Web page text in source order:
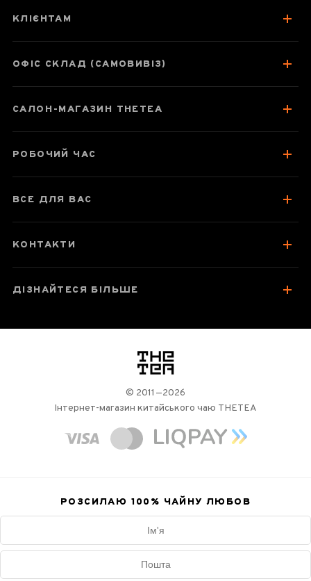
КЛІЄНТАМ
ОФІС СКЛАД (САМОВИВІЗ)
САЛОН-МАГАЗИН THETEA
РОБОЧИЙ ЧАС
ВСЕ ДЛЯ ВАС
КОНТАКТИ
ДІЗНАЙТЕСЯ БІЛЬШЕ
логотип
© 2011—2026
Інтернет-магазин китайського чаю THETEA
РОЗСИЛАЮ 100% ЧАЙНУ ЛЮБОВ